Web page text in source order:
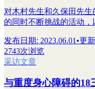
对木村先生和久保田先
的同时不断挑战的活动，
发布日期: 2023.06.01 •更
2743次浏览
采访文章
与重度身心障碍的18